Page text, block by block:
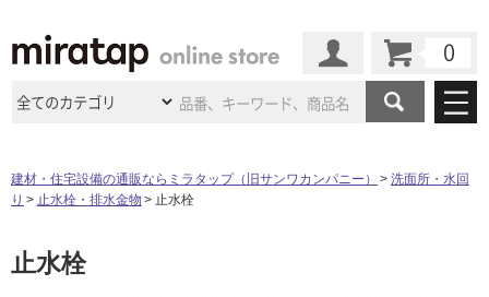
商品カテゴリ
キッチン
施工事例
施工事例
建材・住宅設備の通販ならミラタップ（旧サンワカンパニー）
洗面所・水回
り
止水栓・排水金物 止水栓
止水栓